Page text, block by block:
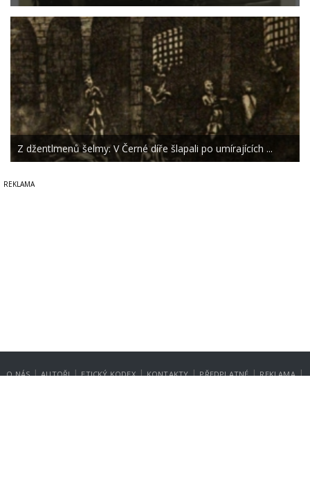
Z džentlmenů šelmy: V Černé díře šlapali po umírajících ...
O NÁS | AUTOŘI | ETICKÝ KODEX | KONTAKTY | PŘEDPLATNÉ | REKLAMA |